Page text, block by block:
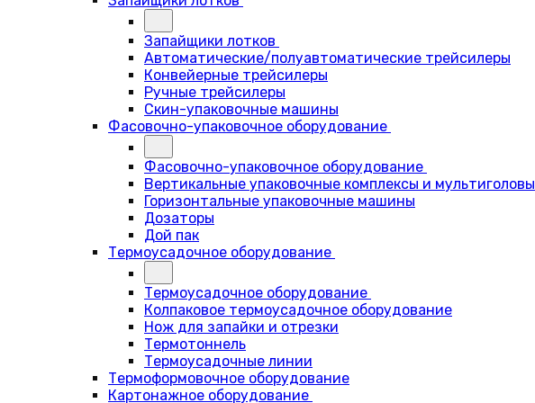
Запайщики лотков
Автоматические/полуавтоматические трейсилеры
Конвейерные трейсилеры
Ручные трейсилеры
Скин-упаковочные машины
Фасовочно-упаковочное оборудование
Фасовочно-упаковочное оборудование
Вертикальные упаковочные комплексы и мультиголовы
Горизонтальные упаковочные машины
Дозаторы
Дой пак
Термоусадочное оборудование
Термоусадочное оборудование
Колпаковое термоусадочное оборудование
Нож для запайки и отрезки
Термотоннель
Термоусадочные линии
Термоформовочное оборудование
Картонажное оборудование